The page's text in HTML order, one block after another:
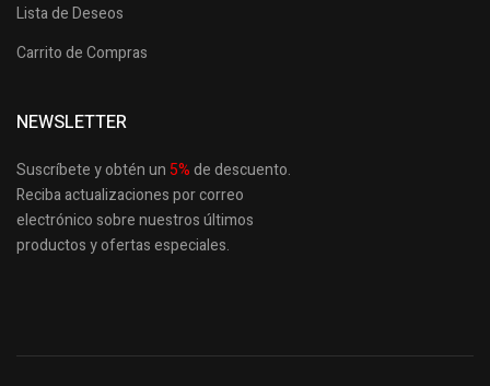
Lista de Deseos
Carrito de Compras
NEWSLETTER
Suscríbete y obtén un 5%de descuento.
Reciba actualizaciones por correo
electrónico sobre nuestros últimos
productosy ofertas especiales.